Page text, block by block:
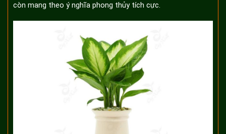
còn mang theo ý nghĩa phong thủy tích cực.